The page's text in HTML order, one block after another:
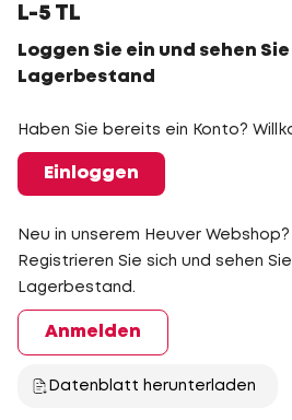
L-5 TL
Loggen Sie ein und sehen
Lagerbestand
Haben Sie bereits ein Konto?
Einloggen
Neu in unserem Heuver Webshop?
Registrieren Sie sich und sehen
Lagerbestand.
Anmelden
Datenblatt herunterladen